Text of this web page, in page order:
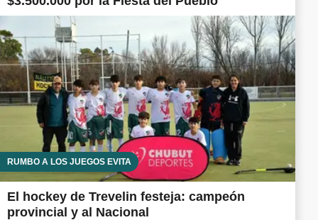
RUMBO A LOS JUEGOS EVITA
El hockey de Trevelin festeja: campeón
provincial y al Nacional